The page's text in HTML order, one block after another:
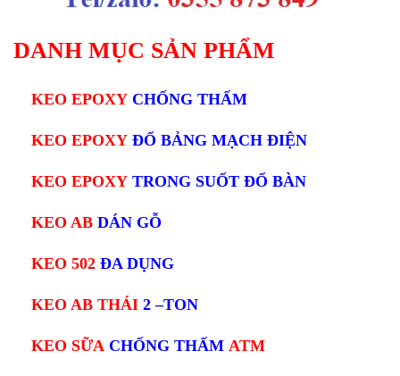
DANH MỤC SẢN PHẨM
KEO EPOXY CHỐNG THẤM
KEO EPOXY ĐỔ BẢNG MẠCH ĐIỆN
KEO EPOXY TRONG SUỐT ĐỔ BÀN
KEO AB DÁN GỖ
KEO 502 ĐA DỤNG
KEO AB THÁI 2 –TON
KEO SỮA CHỐNG THẤM ATM